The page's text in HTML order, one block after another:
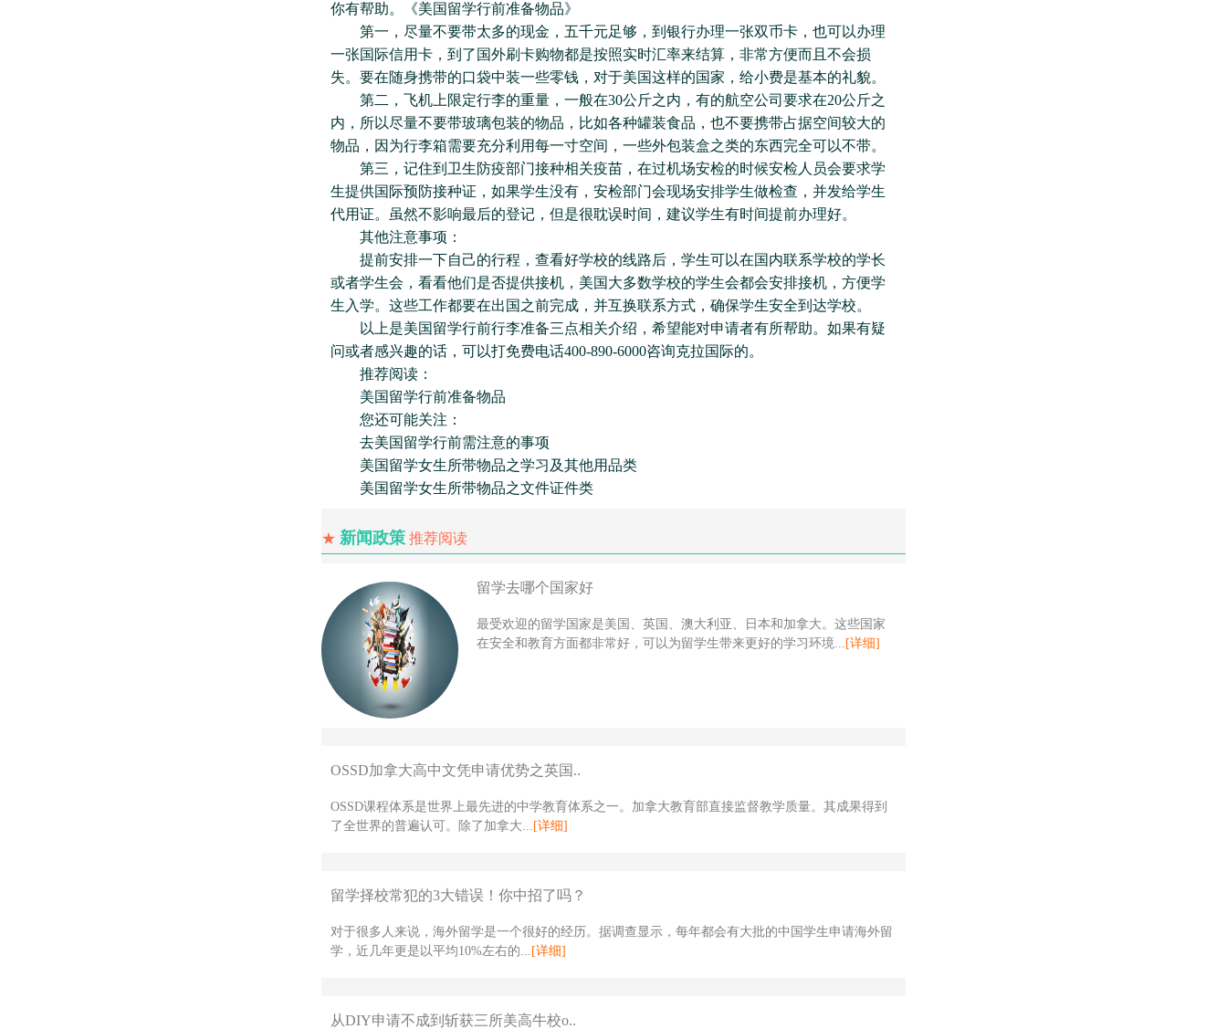
你有帮助。《美国留学行前准备物品》
第一，尽量不要带太多的现金，五千元足够，到银行办理一张双币卡，也可以办理
一张国际信用卡，到了国外刷卡购物都是按照实时汇率来结算，非常方便而且不会损
失。要在随身携带的口袋中装一些零钱，对于美国这样的国家，给小费是基本的礼貌。
第二，飞机上限定行李的重量，一般在30公斤之内，有的航空公司要求在20公斤之
内，所以尽量不要带玻璃包装的物品，比如各种罐装食品，也不要携带占据空间较大的
物品，因为行李箱需要充分利用每一寸空间，一些外包装盒之类的东西完全可以不带。
第三，记住到卫生防疫部门接种相关疫苗，在过机场安检的时候安检人员会要求学
生提供国际预防接种证，如果学生没有，安检部门会现场安排学生做检查，并发给学生
代用证。虽然不影响最后的登记，但是很耽误时间，建议学生有时间提前办理好。
其他注意事项：
提前安排一下自己的行程，查看好学校的线路后，学生可以在国内联系学校的学长
或者学生会，看看他们是否提供接机，美国大多数学校的学生会都会安排接机，方便学
生入学。这些工作都要在出国之前完成，并互换联系方式，确保学生安全到达学校。
以上是美国留学行前行李准备三点相关介绍，希望能对申请者有所帮助。如果有疑
问或者感兴趣的话，可以打免费电话400-890-6000咨询克拉国际的。
推荐阅读：
美国留学行前准备物品
您还可能关注：
去美国留学行前需注意的事项
美国留学女生所带物品之学习及其他用品类
美国留学女生所带物品之文件证件类
★ 新闻政策 推荐阅读
留学去哪个国家好
最受欢迎的留学国家是美国、英国、澳大利亚、日本和加拿大。这些国家
在安全和教育方面都非常好，可以为留学生带来更好的学习环境... [详细]
OSSD加拿大高中文凭申请优势之英国..
OSSD课程体系是世界上最先进的中学教育体系之一。加拿大教育部直接监督教学质量。其成果得到
了全世界的普遍认可。除了加拿大... [详细]
留学择校常犯的3大错误！你中招了吗？
对于很多人来说，海外留学是一个很好的经历。据调查显示，每年都会有大批的中国学生申请海外留
学，近几年更是以平均10%左右的... [详细]
从DIY申请不成到斩获三所美高牛校o..